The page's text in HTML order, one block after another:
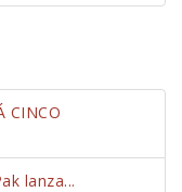
CINCO
lanza...